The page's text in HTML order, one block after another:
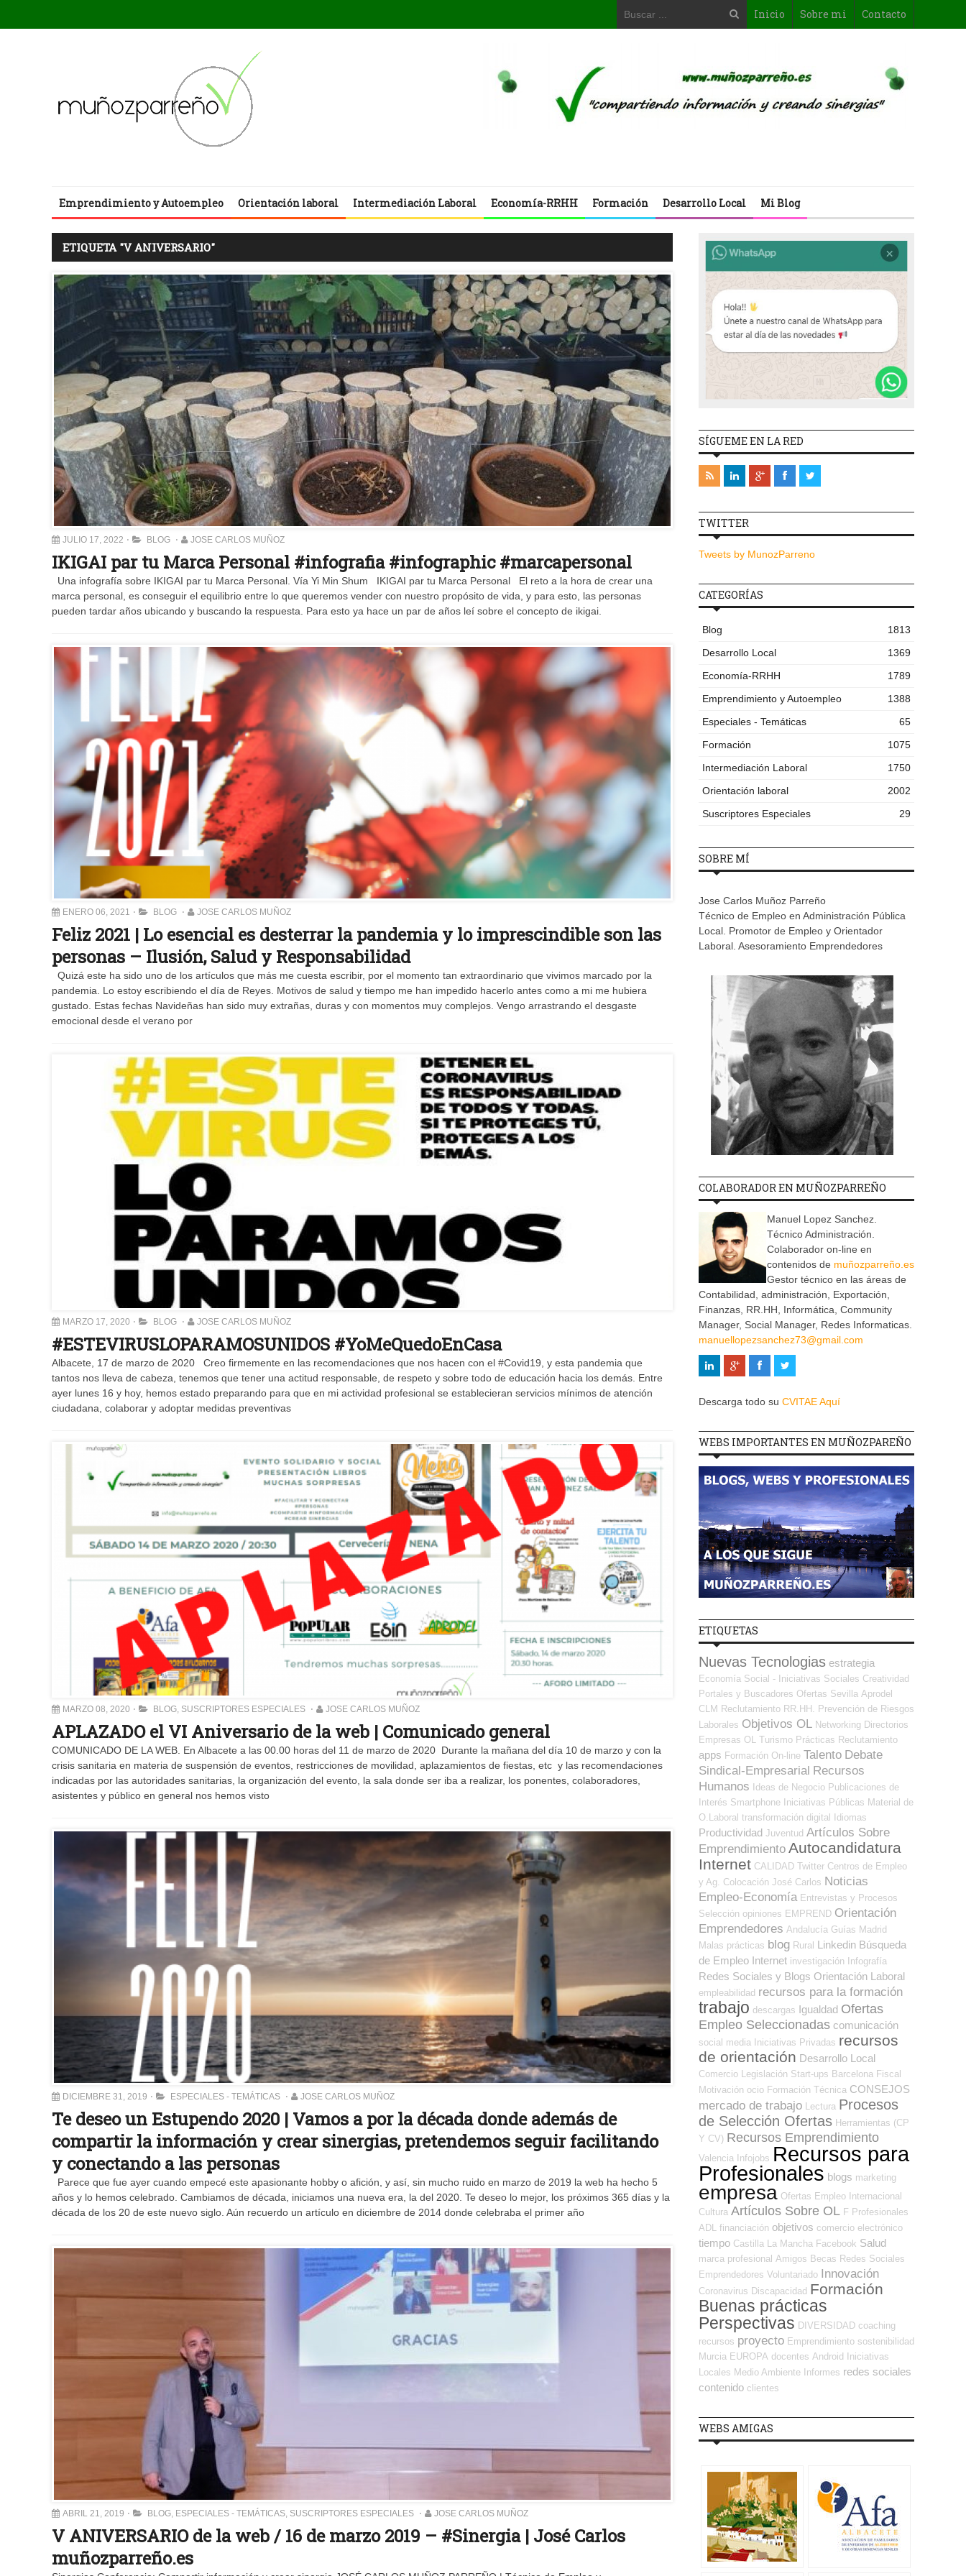
Inicio Sobre mi Contacto
Emprendimiento y Autoempleo Orientación laboral Intermediación Laboral Economía-RRHH Formación Desarrollo Local Mi Blog
ETIQUETA "V ANIVERSARIO"
JULIO 17, 2022 BLOG JOSE CARLOS MUÑOZ
IKIGAI par tu Marca Personal #infografia #infographic #marcapersonal
Una infografía sobre IKIGAI par tu Marca Personal. Vía Yi Min Shum IKIGAI par tu Marca Personal El reto a la hora de crear una
marca personal, es conseguir el equilibrio entre lo que queremos vender con nuestro propósito de vida, y para esto, las personas
pueden tardar años ubicando y buscando la respuesta. Para esto ya hace un par de años leí sobre el concepto de ikigai.
ENERO 06, 2021 BLOG JOSE CARLOS MUÑOZ
Feliz 2021 | Lo esencial es desterrar la pandemia y lo imprescindible son las
personas – Ilusión, Salud y Responsabilidad
Quizá este ha sido uno de los artículos que más me cuesta escribir, por el momento tan extraordinario que vivimos marcado por la
pandemia. Lo estoy escribiendo el día de Reyes. Motivos de salud y tiempo me han impedido hacerlo antes como a mi me hubiera
gustado. Estas fechas Navideñas han sido muy extrañas, duras y con momentos muy complejos. Vengo arrastrando el desgaste
emocional desde el verano por
MARZO 17, 2020 BLOG JOSE CARLOS MUÑOZ
#ESTEVIRUSLOPARAMOSUNIDOS #YoMeQuedoEnCasa
Albacete, 17 de marzo de 2020 Creo firmemente en las recomendaciones que nos hacen con el #Covid19, y esta pandemia que
tantos nos lleva de cabeza, tenemos que tener una actitud responsable, de respeto y sobre todo de educación hacia los demás. Entre
ayer lunes 16 y hoy, hemos estado preparando para que en mi actividad profesional se establecieran servicios mínimos de atención
ciudadana, colaborar y adoptar medidas preventivas
MARZO 08, 2020 BLOG, SUSCRIPTORES ESPECIALES JOSE CARLOS MUÑOZ
APLAZADO el VI Aniversario de la web | Comunicado general
COMUNICADO DE LA WEB. En Albacete a las 00.00 horas del 11 de marzo de 2020 Durante la mañana del día 10 de marzo y con la
crisis sanitaria en materia de suspensión de eventos, restricciones de movilidad, aplazamientos de fiestas, etc y las recomendaciones
indicadas por las autoridades sanitarias, la organización del evento, la sala donde ser iba a realizar, los ponentes, colaboradores,
asistentes y público en general nos hemos visto
DICIEMBRE 31, 2019 ESPECIALES - TEMÁTICAS JOSE CARLOS MUÑOZ
Te deseo un Estupendo 2020 | Vamos a por la década donde además de
compartir la información y crear sinergias, pretendemos seguir facilitando
y conectando a las personas
Parece que fue ayer cuando empecé este apasionante hobby o afición, y así, sin mucho ruido en marzo de 2019 la web ha hecho 5
años y lo hemos celebrado. Cambiamos de década, iniciamos una nueva era, la del 2020. Te deseo lo mejor, los próximos 365 días y la
década de los 20 de este nuevo siglo. Aún recuerdo un artículo en diciembre de 2014 donde celebraba el primer año
ABRIL 21, 2019 BLOG, ESPECIALES - TEMÁTICAS, SUSCRIPTORES ESPECIALES JOSE CARLOS MUÑOZ
V ANIVERSARIO de la web / 16 de marzo 2019 – #Sinergia | José Carlos
muñozparreño.es
SÍGUEME EN LA RED
TWITTER
Tweets by MunozParreno
CATEGORÍAS
Blog
1813
Desarrollo Local
1369
Economía-RRHH
1789
Emprendimiento y Autoempleo
1388
Especiales - Temáticas
65
Formación
1075
Intermediación Laboral
1750
Orientación laboral
2002
Suscriptores Especiales
29
SOBRE MÍ
Jose Carlos Muñoz Parreño
Técnico de Empleo en Administración Pública
Local. Promotor de Empleo y Orientador
Laboral. Asesoramiento Emprendedores
COLABORADOR EN MUÑOZPARREÑO
Manuel Lopez Sanchez.
Técnico Administración.
Colaborador on-line en
contenidos de muñozparreño.es
Gestor técnico en las áreas de
Contabilidad, administración, Exportación,
Finanzas, RR.HH, Informática, Community
Manager, Social Manager, Redes Informaticas.
manuellopezsanchez73@gmail.com
Descarga todo su CVITAE Aquí
WEBS IMPORTANTES EN MUÑOZPAREÑO
ETIQUETAS
Nuevas Tecnologias estrategia
Economía Social - Iniciativas Sociales Creatividad
Portales y Buscadores Ofertas Sevilla Aprodel
CLM Reclutamiento RR.HH.
Prevención de Riesgos
Laborales Objetivos OL Networking Directorios
Empresas OL
Turismo Prácticas Reclutamiento
apps Formación On-line Talento Debate
Sindical-Empresarial Recursos
Humanos
Ideas de Negocio Publicaciones de
Interés Smartphone Iniciativas Públicas Material de
O.Laboral transformación digital Idiomas
Productividad Juventud Artículos Sobre
Emprendimiento Autocandidatura
Internet CALIDAD Twitter Centros de Empleo
y Ag. Colocación José Carlos Noticias
Empleo-Economía Entrevistas y Procesos
Selección opiniones EMPREND Orientación
Emprendedores Andalucía Guías Madrid
Malas prácticas blog Rural Linkedin Búsqueda
de Empleo Internet investigación Infografía
Redes Sociales y Blogs Orientación Laboral
empleabilidad recursos para la formación
trabajo descargas Igualdad Ofertas
Empleo Seleccionadas comunicación
social media Iniciativas Privadas recursos
de orientación Desarrollo Local
Comercio Legislación Start-ups Barcelona Fiscal
Motivación ocio Formación Técnica CONSEJOS
mercado de trabajo Lectura Procesos
de Selección Ofertas Herramientas (CP
Y CV) Recursos Emprendimiento
Valencia Infojobs Recursos para
Profesionales blogs marketing
empresa Ofertas Empleo Internacional
Cultura Artículos Sobre OL F Profesionales
ADL
financiación objetivos comercio electrónico
tiempo Castilla La Mancha Facebook Salud
marca profesional Amigos Becas Redes Sociales
Emprendedores Voluntariado Innovación
Coronavirus Discapacidad Formación
Buenas prácticas
Perspectivas DIVERSIDAD coaching
recursos proyecto Emprendimiento sostenibilidad
Murcia EUROPA docentes Android
Iniciativas
Locales Medio Ambiente Informes redes sociales
contenido clientes
WEBS AMIGAS